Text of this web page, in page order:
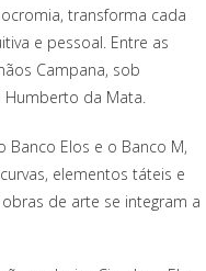
transforma cada
e pessoal. Entre as
Campana, sob
Humberto da Mata.
Banco Elos e o Banco M,
elementos táteis e
de arte se integram a